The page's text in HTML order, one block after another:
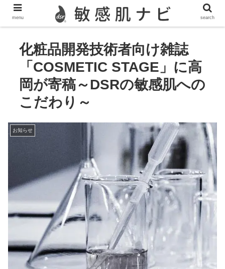
敏感肌,脂漏性皮膚炎,酒さ,ニキビのスキンケア情報を発信
化粧品開発技術者向け雑誌
「COSMETIC STAGE」に高
岡が寄稿～DSRの敏感肌への
こだわり～
お知らせ
menu search